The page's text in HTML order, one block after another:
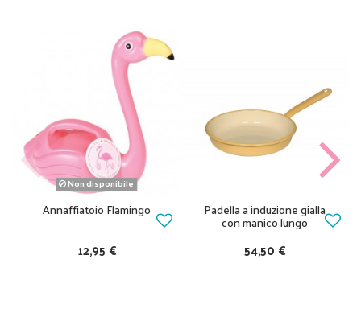
Non disponibile
Annaffiatoio Flamingo
12,95 €
Padella a induzione gialla
con manico lungo
54,50 €